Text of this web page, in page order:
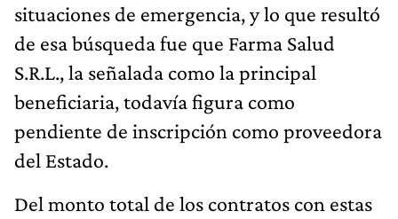
situaciones de emergencia, y lo que resultó
de esa búsqueda fue que Farma Salud
S.R.L., la señalada como la principal
beneficiaria, todavía figura como
pendiente de inscripción como proveedora
del Estado.
Del monto total de los contratos con estas